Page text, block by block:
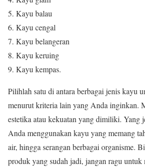
Kayu balau
Kayu cengal
Kayu belangeran
Kayu keruing
Kayu kempas.
Pilihlah satu di antara berbagai jenis kayu
menurut kriteria lain yang Anda inginkan.
estetika atau kekuatan yang dimiliki. Yang
Anda menggunakan kayu yang memang
air, hingga serangan berbagai organisme.
produk yang sudah jadi, jangan ragu untuk